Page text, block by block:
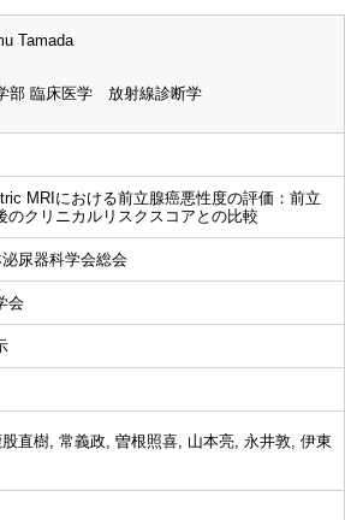
Tamada
部 臨床医学 放射線診断学
MRIにおける前立腺癌悪性度の評価：前立
のクリニカルリスクスコアとの比較
尿器科学会総会
会
直樹, 常義政, 曽根照喜, 山本亮, 永井敦, 伊東